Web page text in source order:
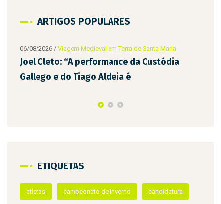
ARTIGOS POPULARES
Viagem Medieval em Terra de Santa Maria
“A performance da Custódia
e do Tiago Aldeia é
D. Teresa e
ETIQUETAS